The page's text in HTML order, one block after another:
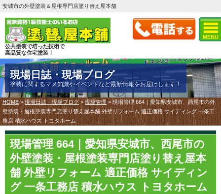
MENU
安城市の外壁塗装＆屋根専門店塗り替え屋本舗
公共塗装で培った技術で
高品質な住宅塗装！
現場日誌・現場ブログ
塗装に関するマメ知識やイベントなど最新情報をお届けします！
HOME >現場日誌・現場ブログ > 現場管理 > 現場管理 664｜愛知県安城市、西尾市の外
壁塗装・屋根塗装専門店塗り替え屋本舗 外壁リフォーム 適正価格 サイディング 一条工
務店 積水ハウス トヨタホーム
現場管理 664｜愛知県安城市、西尾市の
外壁塗装・屋根塗装専門店塗り替え屋本
舗 外壁リフォーム 適正価格 サイディン
グ 一条工務店 積水ハウス トヨタホーム